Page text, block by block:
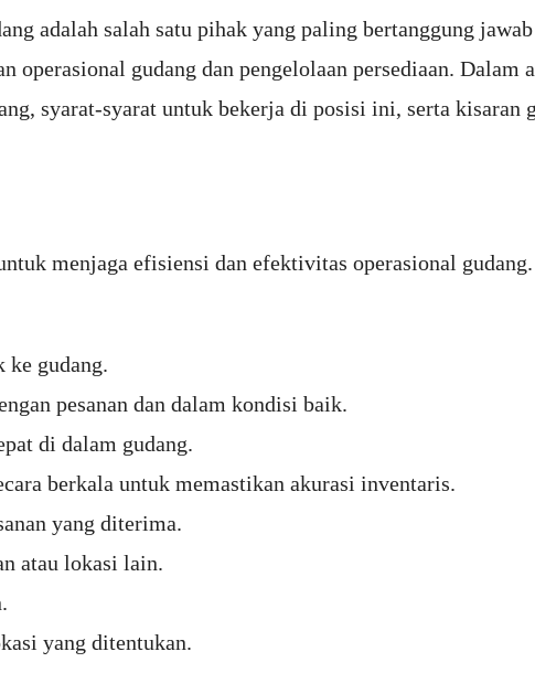
adalah salah satu pihak yang paling bertanggung
operasional gudang dan pengelolaan persediaan.
syarat-syarat untuk bekerja di posisi ini, serta kisaran
menjaga efisiensi dan efektivitas operasional
ke gudang.
pesanan dan dalam kondisi baik.
di dalam gudang.
berkala untuk memastikan akurasi inventaris.
yang diterima.
atau lokasi lain.
yang ditentukan.